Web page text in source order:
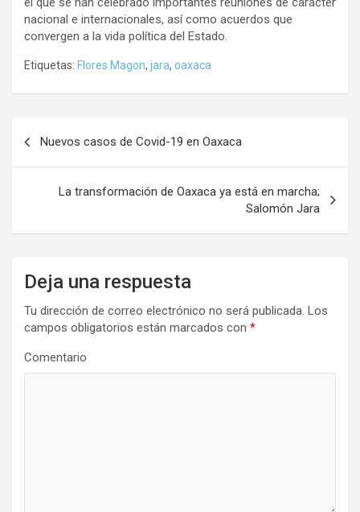
nacional e internacionales, así como acuerdos que
convergen a la vida política del Estado.
Etiquetas: Flores Magon, jara, oaxaca
entradas
Nuevos casos de Covid-19 en Oaxaca
La transformación de Oaxaca ya está en marcha;
Salomón Jara
Deja una respuesta
Tu dirección de correo electrónico no será publicada. Los
campos obligatorios están marcados con *
Comentario